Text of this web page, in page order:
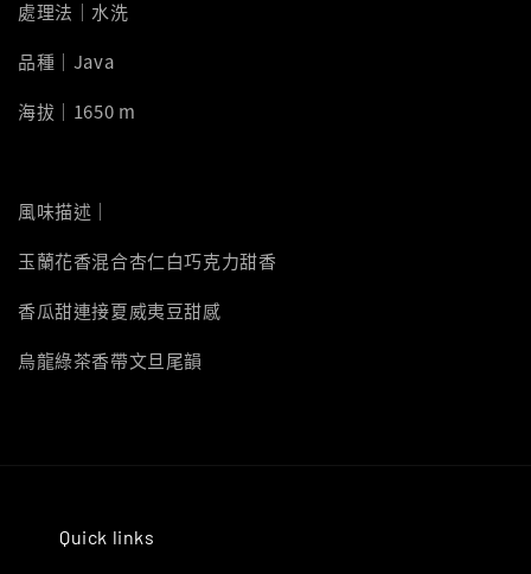
處理法｜水洗
品種｜Java
海拔｜1650 m
風味描述｜
玉蘭花香混合杏仁白巧克力甜香
香瓜甜連接夏威夷豆甜感
烏龍綠茶香帶文旦尾韻
Quick links